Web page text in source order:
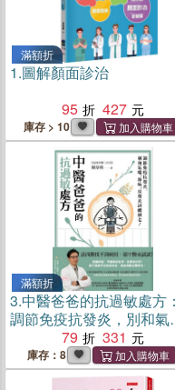
滿額折
1.圖解顏面診治
95
427
庫存 > 10
滿額折
3.中醫爸爸的抗過敏處方：
調節免疫抗發炎，別和氣
喘、鼻病、皮膚炎糾纏到
老！
79 331
庫存：8